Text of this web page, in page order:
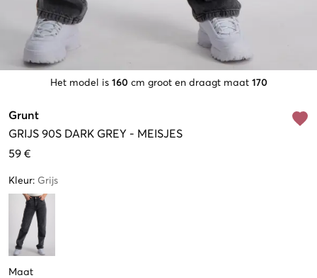
Het model is 160 cm groot en draagt maat 170
Grunt
GRIJS 90S DARK GREY - MEISJES
59 €
Kleur: Grijs
Maat